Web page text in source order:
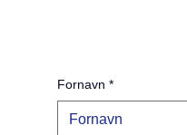
Fornavn *